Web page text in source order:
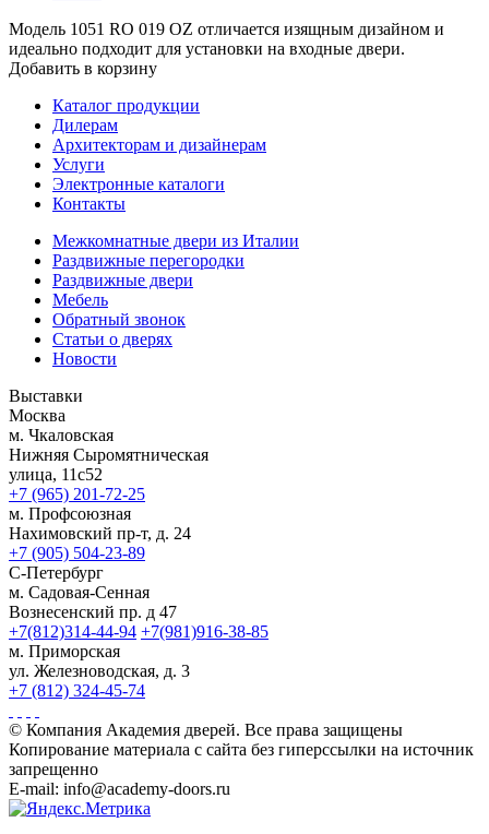
Модель 1051 RO 019 OZ отличается изящным дизайном и
идеально подходит для установки на входные двери.
Добавить в корзину
Каталог продукции
Дилерам
Архитекторам и дизайнерам
Услуги
Электронные каталоги
Контакты
Межкомнатные двери из Италии
Раздвижные перегородки
Раздвижные двери
Мебель
Обратный звонок
Статьи о дверях
Новости
Выставки
Москва
м. Чкаловская
Нижняя Сыромятническая
улица, 11с52
+7 (965) 201-72-25
м. Профсоюзная
Нахимовский пр-т, д. 24
+7 (905) 504-23-89
С-Петербург
м. Садовая-Сенная
Вознесенский пр. д 47
+7(812)314-44-94 +7(981)916-38-85
м. Приморская
ул. Железноводская, д. 3
+7 (812) 324-45-74
© Компания Академия дверей. Все права защищены
Копирование материала с сайта без гиперссылки на источник
запрещенно
E-mail: info@academy-doors.ru